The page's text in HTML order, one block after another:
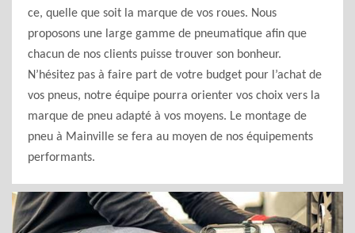
ce, quelle que soit la marque de vos roues. Nous
proposons une large gamme de pneumatique afin que
chacun de nos clients puisse trouver son bonheur.
N’hésitez pas à faire part de votre budget pour l’achat de
vos pneus, notre équipe pourra orienter vos choix vers la
marque de pneu adapté à vos moyens. Le montage de
pneu à Mainville se fera au moyen de nos équipements
performants.